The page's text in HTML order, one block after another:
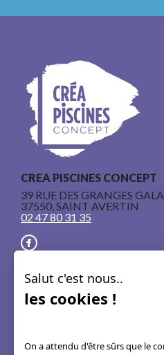
CREA PISCINES CONCEPT
39 RUE DES GRANGES
37550, SAINT AVERTIN
02 47 80 31 35
Nos piscines en béton armé
Les guides & astuces
Salut c'est nous..
les cookies !
On a attendu d'être sûrs que le